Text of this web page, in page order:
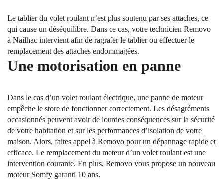
Le tablier du volet roulant n’est plus soutenu par ses attaches, ce
qui cause un déséquilibre. Dans ce cas, votre technicien Removo
à Nailhac intervient afin de ragrafer le tablier ou effectuer le
remplacement des attaches endommagées.
Une motorisation en panne
Dans le cas d’un volet roulant électrique, une panne de moteur
empêche le store de fonctionner correctement. Les désagréments
occasionnés peuvent avoir de lourdes conséquences sur la sécurité
de votre habitation et sur les performances d’isolation de votre
maison. Alors, faites appel à Removo pour un dépannage rapide et
efficace. Le remplacement du moteur d’un volet roulant est une
intervention courante. En plus, Removo vous propose un nouveau
moteur Somfy garanti 10 ans.